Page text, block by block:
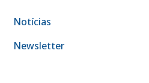
Notícias
Newsletter